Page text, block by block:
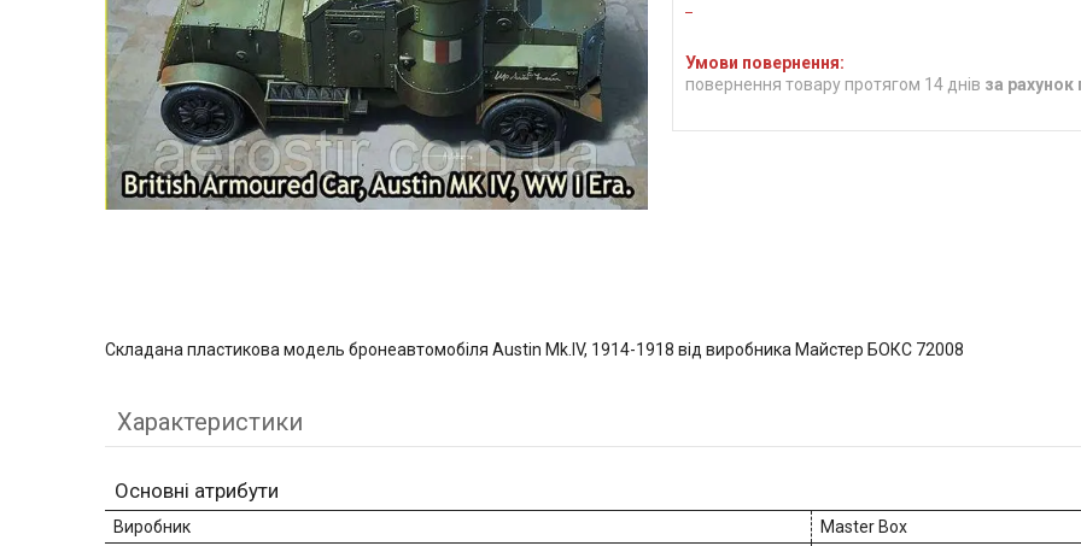
повернення товару протягом 14 днів за рахунок
Складана пластикова модель бронеавтомобіля Austin Mk.IV, 1914-1918 від виробника Майстер БОКС 72008
Характеристики
Основні атрибути
Виробник
Master Box